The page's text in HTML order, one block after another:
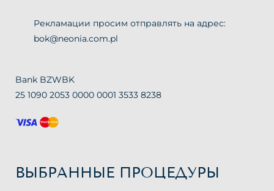
Рекламации просим отправлять на адрес:
bok@neonia.com.pl
Bank BZWBK
25 1090 2053 0000 0001 3533 8238
ВЫБРАННЫЕ ПРОЦЕДУРЫ